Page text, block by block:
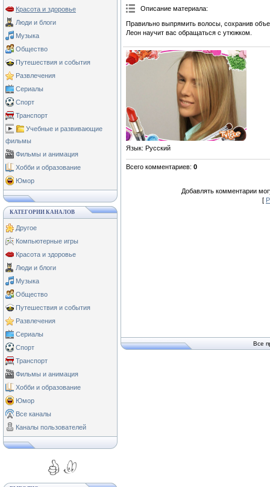
Красота и здоровье
Люди и блоги
Музыка
Общество
Путешествия и события
Развлечения
Сериалы
Спорт
Транспорт
Учебные и развивающие
фильмы
Фильмы и анимация
Хобби и образование
Юмор
КАТЕГОРИИ КАНАЛОВ
Другое
Компьютерные игры
Красота и здоровье
Люди и блоги
Музыка
Общество
Путешествия и события
Развлечения
Сериалы
Спорт
Транспорт
Фильмы и анимация
Хобби и образование
Юмор
Все каналы
Каналы пользователей
Описание материала:
Правильно выпрямить волосы, сохранив
Леон научит вас обращаться с утюжком.
Язык: Русский
Всего комментариев: 0
Добавлять комментарии
[
Все